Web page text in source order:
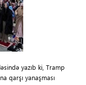
yazıb ki, Tramp
qarşı yanaşması